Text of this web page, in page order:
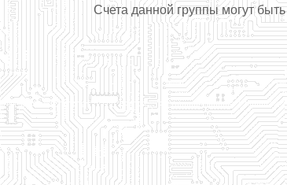
Счета данной группы могут